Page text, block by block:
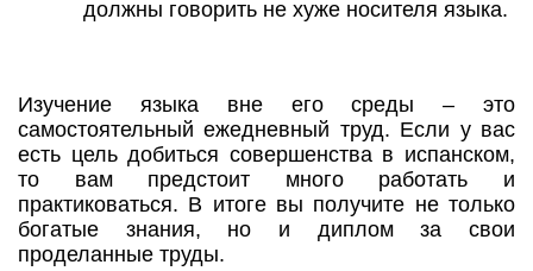
должны говорить не хуже носителя языка.
Изучение языка вне его среды – это
самостоятельный ежедневный труд. Если у вас
есть цель добиться совершенства в испанском,
то вам предстоит много работать и
практиковаться. В итоге вы получите не только
богатые знания, но и диплом за свои
проделанные труды.